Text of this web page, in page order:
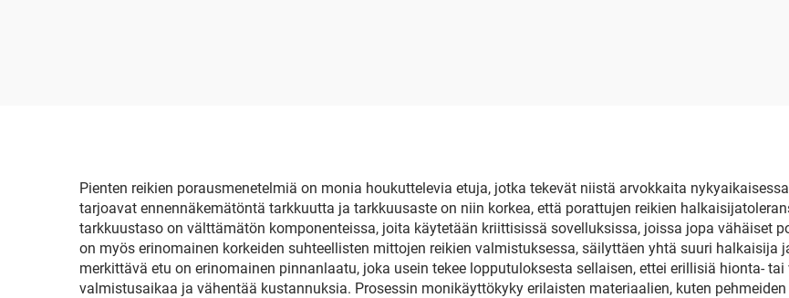
Pienten reikien porausmenetelmiä on monia houkuttelevia etuja, jotka tekevät niistä arvokkaita
tarjoavat ennennäkemätöntä tarkkuutta ja tarkkuusaste on niin korkea, että porattujen reikien
tarkkuustaso on välttämätön komponenteissa, joita käytetään kriittisissä sovelluksissa, joissa jopa vähäiset
on myös erinomainen korkeiden suhteellisten mittojen reikien valmistuksessa, säilyttäen yhtä suuri halkaisija
merkittävä etu on erinomainen pinnanlaatu, joka usein tekee lopputuloksesta sellaisen, ettei erillisiä hionta-
valmistusaikaa ja vähentää kustannuksia. Prosessin monikäyttökyky erilaisten materiaalien, kuten